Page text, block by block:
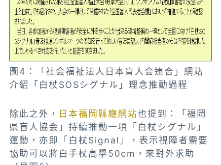
圖4：「社会福祉法人日本盲人会連合」網站
介紹「白杖SOSシグナル」理念推動過程
除此之外， 日本福岡縣廳網站也提到：「福岡
県盲人協会」持續推動一項「白杖シグナル」
運動，亦即「白杖Signal」，表示視障者需要
協助可以將白手杖高舉50cm，來對外求助